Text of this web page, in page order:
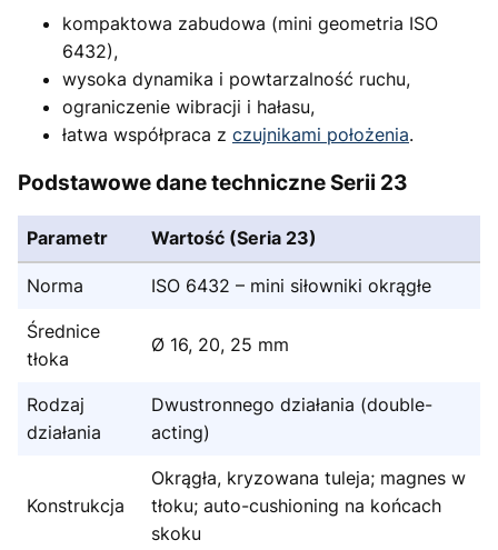
kompaktowa zabudowa (mini geometria ISO
6432),
wysoka dynamika i powtarzalność ruchu,
ograniczenie wibracji i hałasu,
łatwa współpraca z czujnikami położenia.
Podstawowe dane techniczne Serii 23
Parametr Wartość (Seria 23)
Norma ISO 6432 – mini siłowniki okrągłe
Średnice
tłoka
Ø 16, 20, 25 mm
Rodzaj
działania
Dwustronnego działania (double-
acting)
Konstrukcja
Okrągła, kryzowana tuleja; magnes w
tłoku; auto-cushioning na końcach
skoku